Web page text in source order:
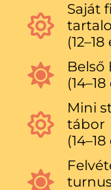
Saját
Belső
Mini
tábor